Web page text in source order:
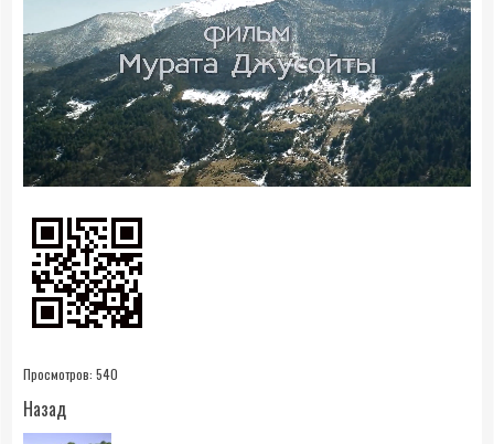
0:21 - 1:31:25
Просмотров: 540
Продолжить
Назад